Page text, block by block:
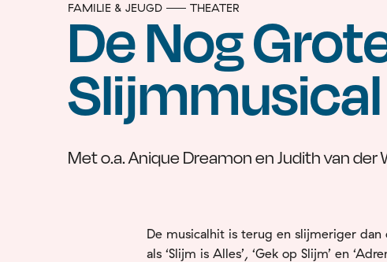
FAMILIE & JEUGD THEATER
De Nog
Met o.a. Anique Dreamon en Judith van der
De musicalhit is terug en slijmeriger
als ‘Slijm is Alles’, ‘Gek op Slijm’ en